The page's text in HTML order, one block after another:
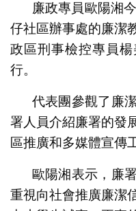
廉政專員歐陽湘
仔社區辦事處的廉潔
政區刑事檢控專員
行。
代表團參觀了廉
署人員介紹廉署的發
區推廣和多媒體宣傳
歐陽湘表示，廉
重視向社會推廣廉潔